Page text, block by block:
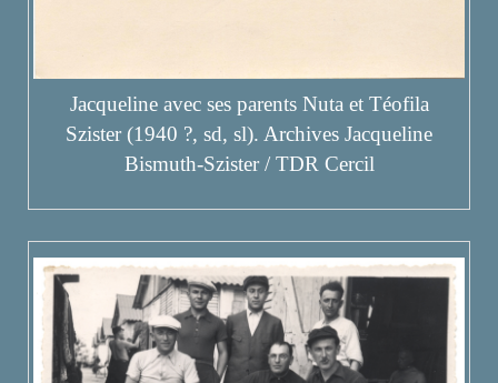
Jacqueline avec ses parents Nuta et Téofila
Szister (1940 ?, sd, sl). Archives Jacqueline
Bismuth-Szister / TDR Cercil